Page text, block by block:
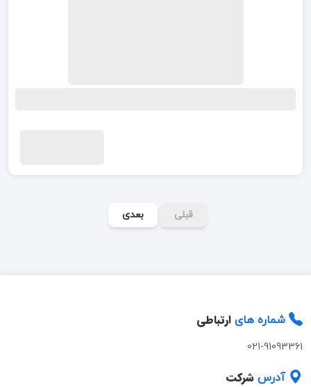
قبلی بعدی
شماره های ارتباطی
021-91093361
آدرس شرکت